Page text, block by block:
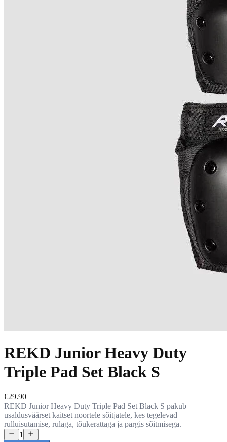
REKD Junior Heavy Duty
Triple Pad Set Black S
€29.90
REKD Junior Heavy Duty Triple Pad Set Black S pakub
usaldusväärset kaitset noortele sõitjatele, kes tegelevad
rulluisutamise, rulaga, tõukerattaga ja pargis sõitmisega.
1